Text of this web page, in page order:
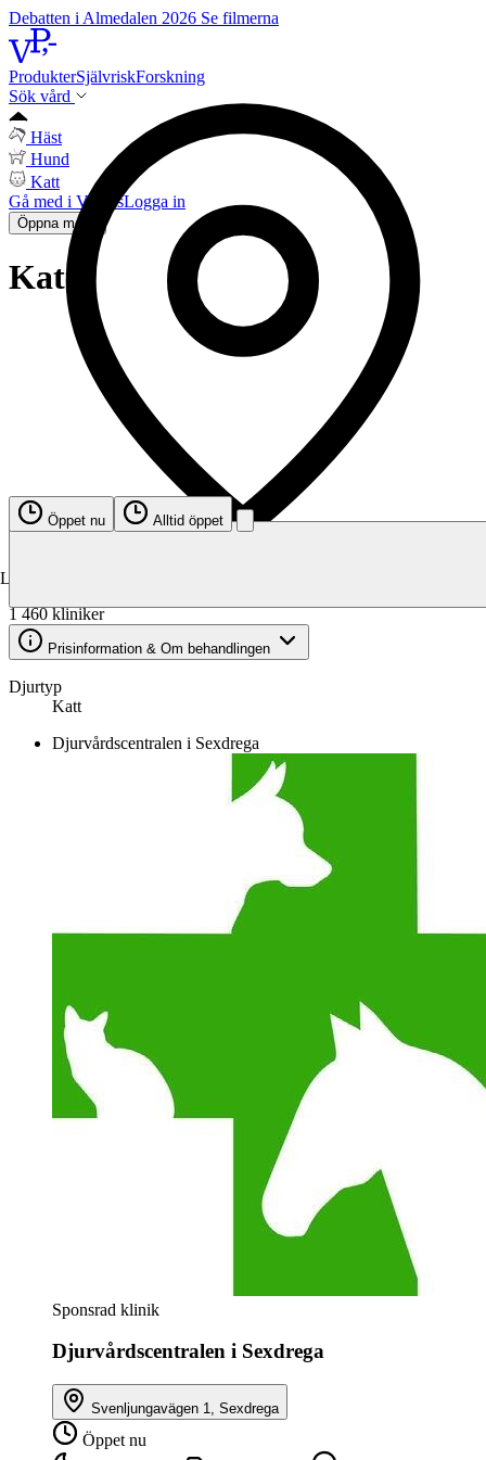
Debatten i Almedalen 2026 Se filmerna
ProdukterSjälvriskForskning
Sök vård
Häst
Hund
Katt
Gå med i VetprisLogga in
Öppna meny
Katt
Laddar karta…
Öppet nu Alltid öppet
1 460 kliniker
Prisinformation & Om behandlingen
Djurtyp
Katt
Djurvårdscentralen i Sexdrega
Sponsrad klinik
Djurvårdscentralen i Sexdrega
Svenljungavägen 1, Sexdrega
Öppet nu